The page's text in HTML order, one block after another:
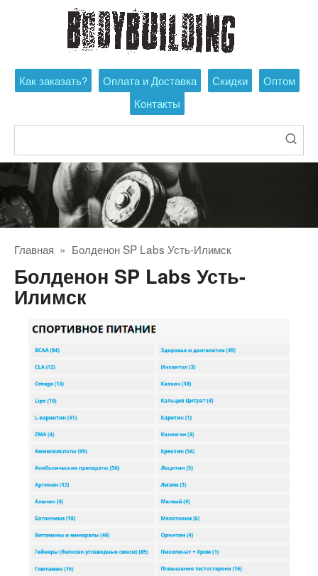
Как заказать? Оплата и Доставка Скидки
Оптом
Контакты
Главная » Болденон SP Labs Усть-Илимск
Болденон SP Labs Усть-
Илимск